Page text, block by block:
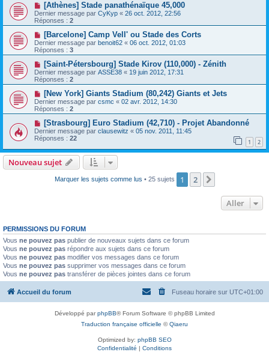
[Athènes] Stade panathénaïque 45,000
Dernier message par CyKyp « 26 oct. 2012, 22:56
Réponses : 2
[Barcelone] Camp Vell' ou Stade des Corts
Dernier message par benoit62 « 06 oct. 2012, 01:03
Réponses : 3
[Saint-Pétersbourg] Stade Kirov (110,000) - Zénith
Dernier message par ASSE38 « 19 juin 2012, 17:31
Réponses : 2
[New York] Giants Stadium (80,242) Giants et Jets
Dernier message par csmc « 02 avr. 2012, 14:30
Réponses : 2
[Strasbourg] Euro Stadium (42,710) - Projet Abandonné
Dernier message par clausewitz « 05 nov. 2011, 11:45
Réponses : 22 1 2
Nouveau sujet
Marquer les sujets comme lus • 25 sujets 1 2
Aller
PERMISSIONS DU FORUM
Vous ne pouvez pas publier de nouveaux sujets dans ce forum
Vous ne pouvez pas répondre aux sujets dans ce forum
Vous ne pouvez pas modifier vos messages dans ce forum
Vous ne pouvez pas supprimer vos messages dans ce forum
Vous ne pouvez pas transférer de pièces jointes dans ce forum
Accueil du forum Fuseau horaire sur UTC+01:00
Développé parphpBB® Forum Software © phpBB Limited
Traduction française officielle ©Qiaeru
Optimized by: phpBB SEO
Confidentialité | Conditions